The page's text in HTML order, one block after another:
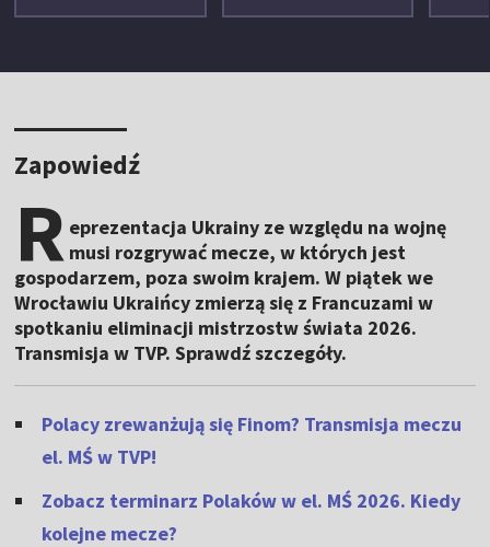
Zapowiedź
R eprezentacja Ukrainy ze względu na wojnę
musi rozgrywać mecze, w których jest
gospodarzem, poza swoim krajem. W piątek we
Wrocławiu Ukraińcy zmierzą się z Francuzami w
spotkaniu eliminacji mistrzostw świata 2026.
Transmisja w TVP. Sprawdź szczegóły.
Polacy zrewanżują się Finom? Transmisja meczu
el. MŚ w TVP!
Zobacz terminarz Polaków w el. MŚ 2026. Kiedy
kolejne mecze?